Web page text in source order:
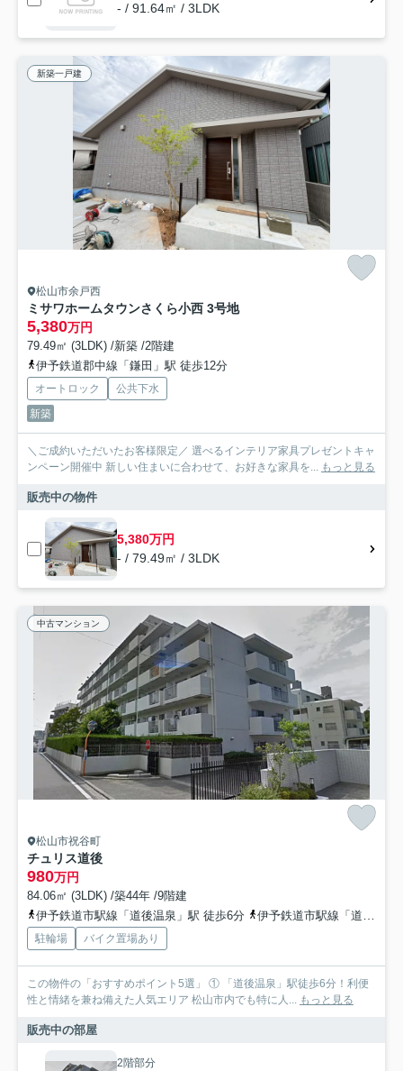
- / 91.64㎡ / 3LDK
新築一戸建
松山市余戸西
ミサワホームタウンさくら小西 3号地
5,380万円
79.49㎡ (3LDK) /新築 /2階建
伊予鉄道郡中線「鎌田」駅 徒歩12分
オートロック
公共下水
新築
＼ご成約いただいたお客様限定／ 選べるインテリア家具プレゼントキャ
ンペーン開催中 新しい住まいに合わせて、お好きな家具を... もっと見る
販売中の物件
5,380万円
- / 79.49㎡ / 3LDK
中古マンション
松山市祝谷町
チュリス道後
980万円
84.06㎡ (3LDK) /築44年 /9階建
伊予鉄道市駅線「道後温泉」駅 徒歩6分
伊予鉄道市駅線「道後公園」駅 徒歩10分
駐輪場 バイク置場あり
この物件の「おすすめポイント5選」 ① 「道後温泉」駅徒歩6分！利便
性と情緒を兼ね備えた人気エリア 松山市内でも特に人... もっと見る
販売中の部屋
2階部分